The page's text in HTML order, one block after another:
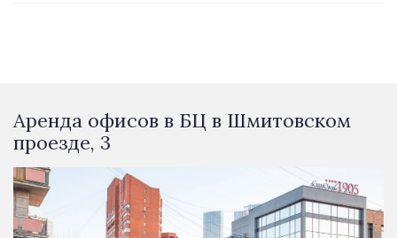
Аренда офисов в БЦ в Шмитовском
проезде, 3